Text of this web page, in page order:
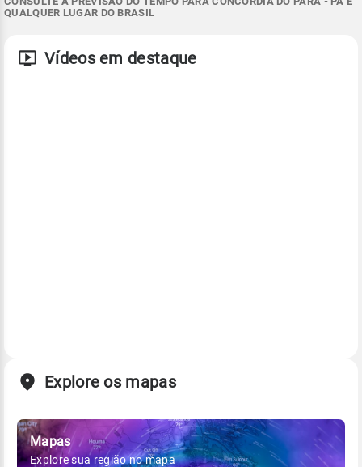
QUALQUER LUGAR DO BRASIL
Vídeos em destaque
Explore os mapas
Mapas
Explore sua região no mapa